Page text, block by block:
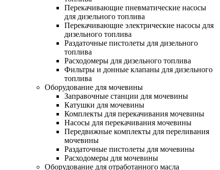
Перекачивающие пневматические насосы
для дизельного топлива
Перекачивающие электрические насосы для
дизельного топлива
Раздаточные пистолеты для дизельного
топлива
Расходомеры для дизельного топлива
Фильтры и донные клапаны для дизельного
топлива
Оборудование для мочевины
Заправочные станции для мочевины
Катушки для мочевины
Комплекты для перекачивания мочевины
Насосы для перекачивания мочевины
Передвижные комплекты для переливания
мочевины
Раздаточные пистолеты для мочевины
Расходомеры для мочевины
Оборудование для отработанного масла